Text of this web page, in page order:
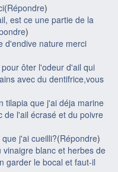
(Répondre)
est ce une partie de la
)
d'endive nature merci
ôter l'odeur d'ail qui
avec du dentifrice,vous
tilapia que j'ai déja marine
de l'ail écrasé et du poivre
j'ai cueilli?(Répondre)
blanc et herbes de
garder le bocal et faut-il